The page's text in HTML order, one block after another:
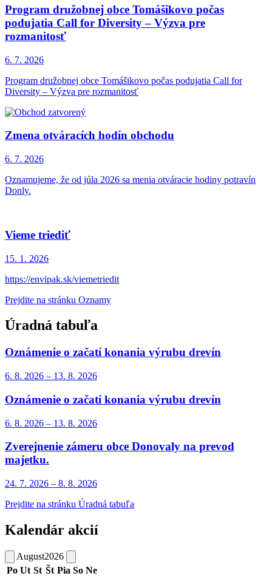
Program družobnej obce Tomášikovo počas
podujatia Call for Diversity – Výzva pre
rozmanitosť
6. 7. 2026
Program družobnej obce Tomášikovo počas podujatia Call for
Diversity – Výzva pre rozmanitosť
Zmena otváracích hodín obchodu
6. 7. 2026
Oznamujeme, že od júla 2026 sa menia otváracie hodiny potravín
Donly.
Vieme triediť
15. 1. 2026
https://envipak.sk/viemetriedit
Prejdite na stránku Oznamy
Úradná tabuľa
Oznámenie o začatí konania výrubu drevín
6. 8. 2026 – 13. 8. 2026
Oznámenie o začatí konania výrubu drevín
6. 8. 2026 – 13. 8. 2026
Zverejnenie zámeru obce Donovaly na prevod
majetku.
24. 7. 2026 – 8. 8. 2026
Prejdite na stránku Úradná tabuľa
Kalendár akcií
August2026
Po Ut St Št Pia So Ne